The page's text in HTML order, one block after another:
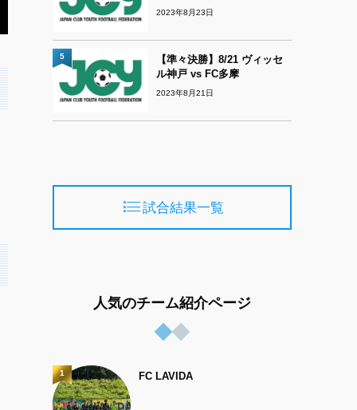
2023年8月23日
【準々決勝】8/21 ヴィッセ
ル神戸 vs FC多摩
2023年8月21日
5
試合結果一覧
人気のチーム紹介ページ
FC LAVIDA
1